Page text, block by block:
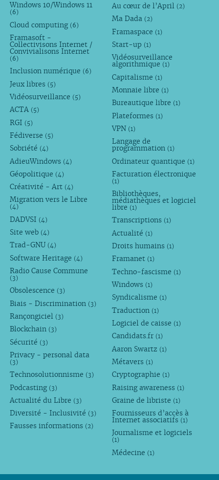
Windows 10/Windows 11
(6)
Cloud computing (6)
Framasoft -
Collectivisons Internet /
Convivialisons Internet
(6)
Inclusion numérique (6)
Jeux libres (5)
Vidéosurveillance (5)
ACTA (5)
RGI (5)
Fédiverse (5)
Sobriété (4)
AdieuWindows (4)
Géopolitique (4)
Créativité - Art (4)
Migration vers le Libre
(4)
DADVSI (4)
Site web (4)
Trad-GNU (4)
Software Heritage (4)
Radio Cause Commune
(3)
Obsolescence (3)
Biais - Discrimination (3)
Rançongiciel (3)
Blockchain (3)
Sécurité (3)
Privacy - personal data
(3)
Technosolutionnisme (3)
Podcasting (3)
Actualité du Libre (3)
Diversité - Inclusivité (3)
Fausses informations (2)
Au cœur de l’April (2)
Ma Dada (2)
Framaspace (1)
Start-up (1)
Vidéosurveillance
algorithmique (1)
Capitalisme (1)
Monnaie libre (1)
Bureautique libre (1)
Plateformes (1)
VPN (1)
Langage de
programmation (1)
Ordinateur quantique (1)
Facturation électronique
(1)
Bibliothèques,
médiathèques et logiciel
libre (1)
Transcriptions (1)
Actualité (1)
Droits humains (1)
Framanet (1)
Techno-fascisme (1)
Windows (1)
Syndicalisme (1)
Traduction (1)
Logiciel de caisse (1)
Candidats.fr (1)
Aaron Swartz (1)
Métavers (1)
Cryptographie (1)
Raising awareness (1)
Graine de libriste (1)
Fournisseurs d’accès à
Internet associatifs (1)
Journalisme et logiciels
(1)
Médecine (1)